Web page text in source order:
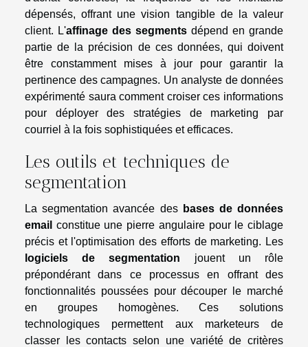
dépensés, offrant une vision tangible de la valeur
client. L'affinage des segments dépend en grande
partie de la précision de ces données, qui doivent
être constamment mises à jour pour garantir la
pertinence des campagnes. Un analyste de données
expérimenté saura comment croiser ces informations
pour déployer des stratégies de marketing par
courriel à la fois sophistiquées et efficaces.
Les outils et techniques de
segmentation
La segmentation avancée des bases de données
email constitue une pierre angulaire pour le ciblage
précis et l'optimisation des efforts de marketing. Les
logiciels de segmentation jouent un rôle
prépondérant dans ce processus en offrant des
fonctionnalités poussées pour découper le marché
en groupes homogènes. Ces solutions
technologiques permettent aux marketeurs de
classer les contacts selon une variété de critères